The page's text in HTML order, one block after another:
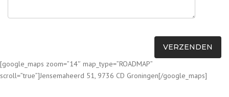
[google_maps zoom=”14″ map_type=”ROADMAP”
scroll=”true”]Jensemaheerd 51, 9736 CD Groningen[/google_maps]